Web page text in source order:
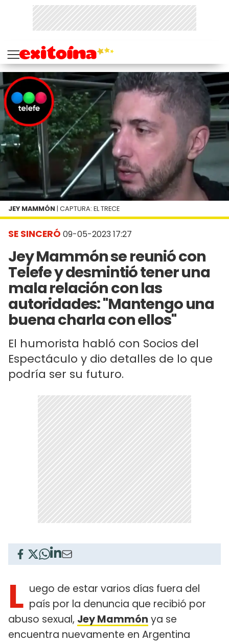
SE SINCERÓ 09-05-2023 17:27
Jey Mammón se reunió con
Telefe y desmintió tener una
mala relación con las
autoridades: "Mantengo una
buena charla con ellos"
El humorista habló con Socios del
Espectáculo y dio detalles de lo que
podría ser su futuro.
JEY MAMMÓN | CAPTURA: EL TRECE
L uego de estar varios días fuera del
país por la denuncia que recibió por
abuso sexual, Jey Mammón ya se
encuentra nuevamente en Argentina